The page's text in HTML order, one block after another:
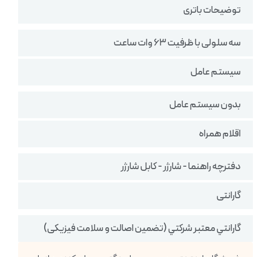
توضیحات باتری
سه سلولی با ظرفیت ۶۳ وات ساعت
سیستم عامل
بدون سیستم عامل
اقلام همراه
دفترچه راهنما - شارژر - کابل شارژر
گارانتی
گارانتي معتبر شركتي (تضمين اصالت و سلامت فیزیکی)